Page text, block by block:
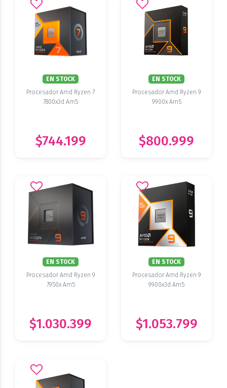
EN STOCK
Procesador Amd Ryzen 7
7800x3d Am5
$744.199
EN STOCK
Procesador Amd Ryzen 9
9900x Am5
$800.999
EN STOCK
Procesador Amd Ryzen 9
7950x Am5
$1.030.399
EN STOCK
Procesador Amd Ryzen 9
9900x3d Am5
$1.053.799